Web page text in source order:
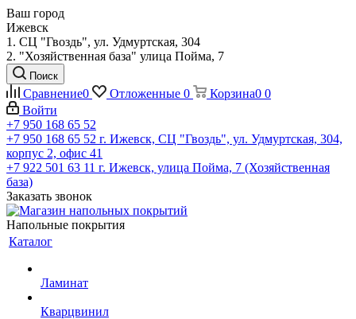
Ваш город
Ижевск
1. СЦ "Гвоздь", ул. Удмуртская, 304
2. "Хозяйственная база" улица Пойма, 7
Поиск
Сравнение0 Отложенные 0 Корзина0 0
Войти
+7 950 168 65 52
+7 950 168 65 52 г. Ижевск, СЦ "Гвоздь", ул. Удмуртская, 304,
корпус 2, офис 41
+7 922 501 63 11 г. Ижевск, улица Пойма, 7 (Хозяйственная
база)
Заказать звонок
Напольные покрытия
Каталог
Ламинат
Кварцвинил